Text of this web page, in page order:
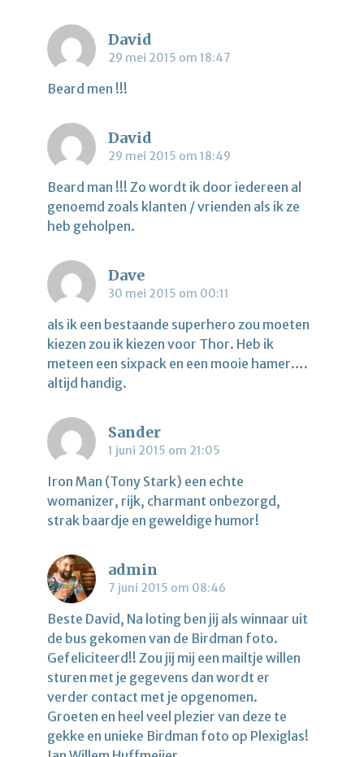
David
29 mei 2015 om 18:47
Beard men !!!
David
29 mei 2015 om 18:49
Beard man !!! Zo wordt ik door iedereen al
genoemd zoals klanten / vrienden als ik ze
heb geholpen.
Dave
30 mei 2015 om 00:11
als ik een bestaande superhero zou moeten
kiezen zou ik kiezen voor Thor. Heb ik
meteen een sixpack en een mooie hamer….
altijd handig.
Sander
1 juni 2015 om 21:05
Iron Man (Tony Stark) een echte
womanizer, rijk, charmant onbezorgd,
strak baardje en geweldige humor!
admin
7 juni 2015 om 08:46
Beste David, Na loting ben jij als winnaar uit
de bus gekomen van de Birdman foto.
Gefeliciteerd!! Zou jij mij een mailtje willen
sturen met je gegevens dan wordt er
verder contact met je opgenomen.
Groeten en heel veel plezier van deze te
gekke en unieke Birdman foto op Plexiglas!